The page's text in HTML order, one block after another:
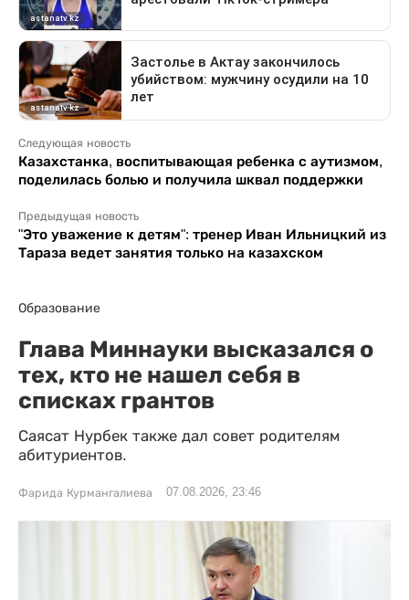
Следующая новость
Казахстанка, воспитывающая ребенка с аутизмом,
поделилась болью и получила шквал поддержки
Предыдущая новость
"Это уважение к детям": тренер Иван Ильницкий из
Тараза ведет занятия только на казахском
Образование
Глава Миннауки высказался о
тех, кто не нашел себя в
списках грантов
Саясат Нурбек также дал совет родителям
абитуриентов.
Фарида Курмангалиева 07.08.2026, 23:46